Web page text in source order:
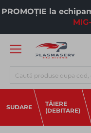
PROMOȚIE la
SUDARE
TĂIERE
(DEBITARE)